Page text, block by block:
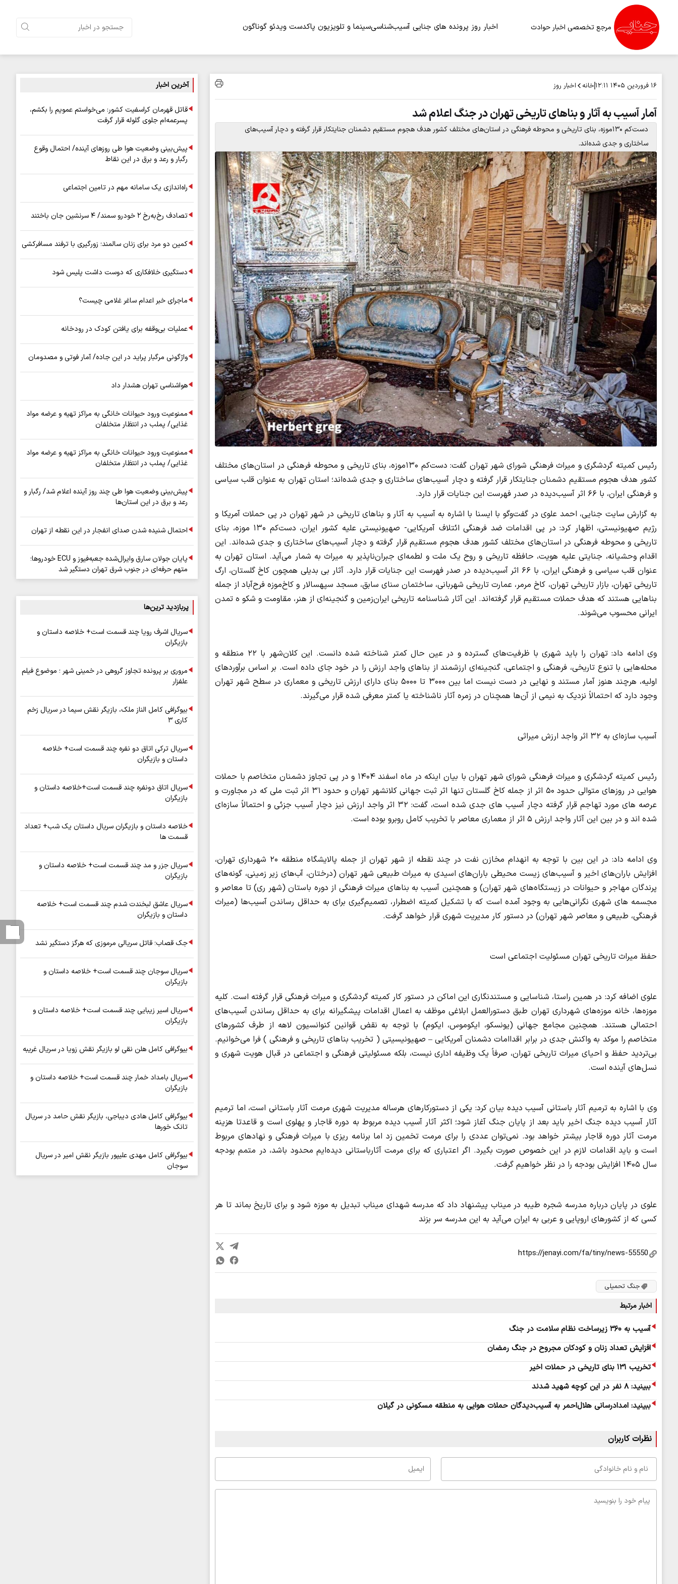
مرجع تخصصی اخبار حوادث اخبار روز پرونده های جنایی آسیب‌شناسیسینما و تلویزیون پاکدست ویدئو گوناگون
۱۶ فروردین ۱۴۰۵ ۱۲:۱۱ خانه اخبار روز
آمار آسیب به آثار و بناهای تاریخی تهران در جنگ اعلام شد
دست‌کم ۱۳۰موزه، بنای تاریخی و محوطه فرهنگی در استان‌های مختلف کشور هدف هجوم مستقیم دشمنان جنایتکار قرار گرفته و دچار آسیب‌های
ساختاری و جدی شده‌اند.
رئیس کمیته گردشگری و میراث فرهنگی شورای شهر تهران گفت: دست‌کم ۱۳۰موزه، بنای تاریخی و محوطه فرهنگی در استان‌های مختلف
کشور هدف هجوم مستقیم دشمنان جنایتکار قرار گرفته و دچار آسیب‌های ساختاری و جدی شده‌اند؛ استان تهران به عنوان قلب سیاسی
و فرهنگی ایران، با ۶۶ اثر آسیب‌دیده در صدر فهرست این جنایات قرار دارد.
به گزارش سایت جنایی، احمد علوی در گفت‌وگو با ایسنا با اشاره به آسیب به آثار و بناهای تاریخی در شهر تهران در پی حملات آمریکا و
رژیم صهیونیستی، اظهار کرد: در پی اقدامات ضد فرهنگی ائتلاف آمریکایی- صهیونیستی علیه کشور ایران، دست‌کم ۱۳۰ موزه، بنای
تاریخی و محوطه فرهنگی در استان‌های مختلف کشور هدف هجوم مستقیم قرار گرفته و دچار آسیب‌های ساختاری و جدی شده‌اند. این
اقدام وحشیانه، جنایتی علیه هویت، حافظه تاریخی و روح یک ملت و لطمه‌ای جبران‌ناپذیر به میراث به شمار می‌آید. استان تهران به
عنوان قلب سیاسی و فرهنگی ایران، با ۶۶ اثر آسیب‌دیده در صدر فهرست این جنایات قرار دارد. آثار بی بدیلی همچون کاخ گلستان، ارگ
تاریخی تهران، بازار تاریخی تهران، کاخ مرمر، عمارت تاریخی شهربانی، ساختمان سنای سابق، مسجد سپهسالار و کاخ‌موزه فرح‌آباد از جمله
بناهایی هستند که هدف حملات مستقیم قرار گرفته‌اند. این آثار شناسنامه تاریخی ایران‌زمین و گنجینه‌ای از هنر، مقاومت و شکو ه تمدن
ایرانی محسوب می‌شوند.
وی ادامه داد: تهران را باید شهری با ظرفیت‌های گسترده و در عین حال کمتر شناخته شده دانست. این کلان‌شهر با ۲۲ منطقه و
محله‌هایی با تنوع تاریخی، فرهنگی و اجتماعی، گنجینه‌ای ارزشمند از بناهای واجد ارزش را در خود جای داده است. بر اساس برآوردهای
اولیه، هرچند هنوز آمار مستند و نهایی در دست نیست اما بین ۳۰۰۰ تا ۵۰۰۰ بنای دارای ارزش تاریخی و معماری در سطح شهر تهران
وجود دارد که احتمالاً نزدیک به نیمی از آن‌ها همچنان در زمره آثار ناشناخته یا کمتر معرفی شده قرار می‌گیرند.
آسیب سازه‌ای به ۳۲ اثر واجد ارزش میراثی
رئیس کمیته گردشگری و میراث فرهنگی شورای شهر تهران با بیان اینکه در ماه اسفند ۱۴۰۴ و در پی تجاوز دشمنان متخاصم با حملات
هوایی در روزهای متوالی حدود ۵۰ اثر از جمله کاخ گلستان تنها اثر ثبت جهانی کلانشهر تهران و حدود ۳۱ اثر ثبت ملی که در مجاورت و
عرصه های مورد تهاجم قرار گرفته دچار آسیب های جدی شده است، گفت: ۳۲ اثر واجد ارزش نیز دچار آسیب جزئی و احتمالاً سازه‌ای
شده اند و در بین این آثار واجد ارزش ۵ اثر از معماری معاصر با تخریب کامل روبرو بوده است.
وی ادامه داد: در این بین با توجه به انهدام مخازن نفت در چند نقطه از شهر تهران از جمله پالایشگاه منطقه ۲۰ شهرداری تهران،
افزایش باران‌های اخیر و آسیب‌های زیست محیطی باران‌های اسیدی به میراث طبیعی شهر تهران (درختان، آب‌های زیر زمینی، گونه‌های
پرندگان مهاجر و حیوانات در زیستگاه‌های شهر تهران) و همچنین آسیب به بناهای میراث فرهنگی از دوره باستان (شهر ری) تا معاصر و
مجسمه های شهری نگرانی‌هایی به وجود آمده است که با تشکیل کمیته اضطرار، تصمیم‌گیری برای به حداقل رساندن آسیب‌ها (میراث
فرهنگی، طبیعی و معاصر شهر تهران) در دستور کار مدیریت شهری قرار خواهد گرفت.
حفظ میراث تاریخی تهران مسئولیت اجتماعی است
علوی اضافه کرد: در همین راستا، شناسایی و مستندنگاری این اماکن در دستور کار کمیته گردشگری و میراث فرهنگی قرار گرفته است. کلیه
موزه‌ها، خانه موزه‌های شهرداری تهران طبق دستورالعمل ابلاغی موظف به اعمال اقدامات پیشگیرانه برای به حداقل رساندن آسیب‌های
احتمالی هستند. همچنین مجامع جهانی (یونسکو، ایکوموس، ایکوم) با توجه به نقض قوانین کنوانسیون لاهه از طرف کشورهای
متخاصم را موکد به واکنش جدی در برابر اقداامات دشمنان آمریکایی – صهیونیسیتی ( تخریب بناهای تاریخی و فرهنگی ) فرا می‌خوانیم.
بی‌تردید حفظ و احیای میراث تاریخی تهران، صرفاً یک وظیفه اداری نیست، بلکه مسئولیتی فرهنگی و اجتماعی در قبال هویت شهری و
نسل‌های آینده است.
وی با اشاره به ترمیم آثار باستانی آسیب دیده بیان کرد: یکی از دستورکارهای هرساله مدیریت شهری مرمت آثار باستانی است، اما ترمیم
آثار آسیب دیده جنگ اخیر باید بعد از پایان جنگ آغاز شود؛ اکثر آثار آسیب دیده مربوط به دوره قاجار و پهلوی است و قاعدتا هزینه
مرمت آثار دوره قاجار بیشتر خواهد بود. نمی‌توان عددی را برای مرمت تخمین زد اما برنامه ریزی با میراث فرهنگی و نهادهای مربوط
است و باید اقدامات لازم در این خصوص صورت بگیرد. اگر اعتباری که برای مرمت آثارباستانی دیده‌ایم محدود باشد، در متمم بودجه
سال ۱۴۰۵ افزایش بودجه را در نظر خواهیم گرفت.
علوی در پایان درباره مدرسه شجره طیبه در میناب پیشنهاد داد که مدرسه شهدای میناب تبدیل به موزه شود و برای تاریخ بماند تا هر
کسی که از کشورهای اروپایی و عربی به ایران می‌آید به این مدرسه سر بزند
جنگ تحمیلی
اخبار مرتبط
آسیب به ۳۶۰ زیرساخت نظام سلامت در جنگ
افزایش تعداد زنان و کودکان مجروح در جنگ رمضان
تخریب ۱۳۱ بنای تاریخی در حملات اخیر
ببینید: ۸ نفر در این کوچه شهید شدند
ببینید: امدادرسانی هلال‌احمر به آسیب‌دیدگان حملات هوایی به منطقه مسکونی در گیلان
نظرات کاربران
آخرین اخبار
قاتل قهرمان کراسفیت کشور: می‌خواستم عمویم را بکشم،
پسرعمه‌ام جلوی گلوله قرار گرفت
پیش‌بینی وضعیت هوا طی روزهای آینده/ احتمال وقوع
رگبار و رعد و برق در این نقاط
راه‌اندازی یک سامانه مهم در تامین اجتماعی
تصادف رخ‌به‌رخ ۲ خودرو سمند/ ۴ سرنشین جان باختند
کمین دو مرد برای زنان سالمند؛ زورگیری با ترفند مسافرکشی
دستگیری خلافکاری که دوست داشت پلیس شود
ماجرای خبر اعدام ساغر غلامی چیست؟
عملیات بی‌وقفه برای یافتن کودک در رودخانه
واژگونی مرگبار پراید در این جاده/ آمار فوتی و مصدومان
هواشناسی تهران هشدار داد
ممنوعیت ورود حیوانات خانگی به مراکز تهیه و عرضه مواد
غذایی/ پملب در انتظار متخلفان
ممنوعیت ورود حیوانات خانگی به مراکز تهیه و عرضه مواد
غذایی/ پملب در انتظار متخلفان
پیش‌بینی وضعیت هوا طی چند روز آینده اعلام شد/ رگبار و
رعد و برق در این استان‌ها
احتمال شنیده شدن صدای انفجار در این نقطه از تهران
پایان جولان سارق وایرال‌شده جعبه‌فیوز و ECU خودروها؛
متهم حرفه‌ای در جنوب شرق تهران دستگیر شد
پربازدید ترین‌ها
سریال اشرف رویا چند قسمت است+ خلاصه داستان و
بازیگران
مروری بر پرونده تجاوز گروهی در خمینی شهر ؛ موضوع فیلم
علفزار
بیوگرافی کامل الناز ملک، بازیگر نقش سیما در سریال زخم
کاری ۳
سریال ترکی اتاق دو نفره چند قسمت است+ خلاصه
داستان و بازیگران
سریال اتاق دونفره چند قسمت است+خلاصه داستان و
بازیگران
خلاصه داستان و بازیگران سریال داستان یک شب+ تعداد
قسمت ها
سریال جزر و مد چند قسمت است+ خلاصه داستان و
بازیگران
سریال عاشق لبخندت شدم چند قسمت است+ خلاصه
داستان و بازیگران
جک قصاب؛ قاتل سریالی مرموزی که هرگز دستگیر نشد
سریال سوجان چند قسمت است+ خلاصه داستان و
بازیگران
سریال اسیر زیبایی چند قسمت است+ خلاصه داستان و
بازیگران
بیوگرافی کامل هلن نقی لو بازیگر نقش زویا در سریال غریبه
سریال بامداد خمار چند قسمت است+ خلاصه داستان و
بازیگران
بیوگرافی کامل هادی دیباجی، بازیگر نقش حامد در سریال
تانک خورها
بیوگرافی کامل مهدی علیپور بازیگر نقش امیر در سریال
سوجان